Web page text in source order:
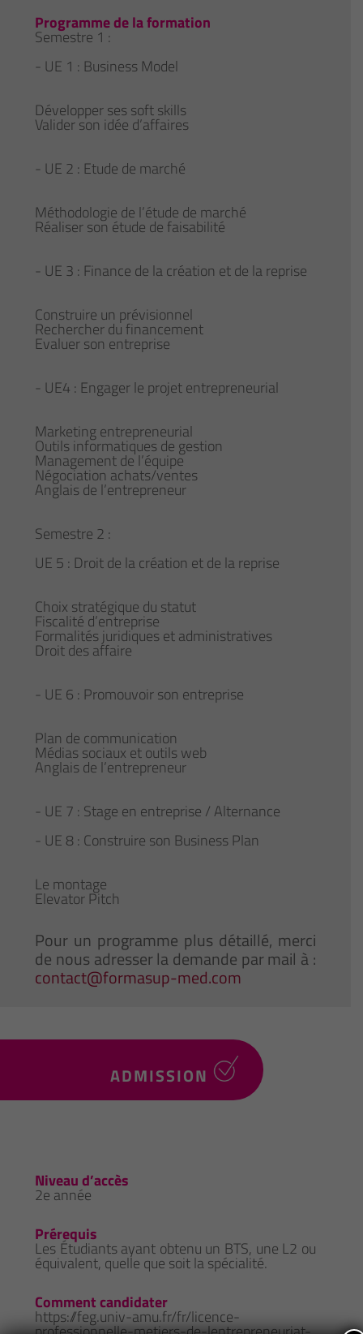
Programme de la formation
Semestre 1 :
- UE 1 : Business Model
Développer ses soft skills
Valider son idée d’affaires
- UE 2 : Etude de marché
Méthodologie de l’étude de marché
Réaliser son étude de faisabilité
- UE 3 : Finance de la création et de la reprise
Construire un prévisionnel
Rechercher du financement
Evaluer son entreprise
- UE4 : Engager le projet entrepreneurial
Marketing entrepreneurial
Outils informatiques de gestion
Management de l’équipe
Négociation achats/ventes
Anglais de l’entrepreneur
Semestre 2 :
UE 5 : Droit de la création et de la reprise
Choix stratégique du statut
Fiscalité d’entreprise
Formalités juridiques et administratives
Droit des affaire
- UE 6 : Promouvoir son entreprise
Plan de communication
Médias sociaux et outils web
Anglais de l’entrepreneur
- UE 7 : Stage en entreprise / Alternance
- UE 8 : Construire son Business Plan
Le montage
Elevator Pitch
Pour un programme plus détaillé, merci
de nous adresser la demande par mail à :
contact@formasup-med.com
ADMISSION
Niveau d’accès
2e année
Prérequis
Les Étudiants ayant obtenu un BTS, une L2 ou
équivalent, quelle que soit la spécialité.
Comment candidater
https://feg.univ-amu.fr/fr/licence-